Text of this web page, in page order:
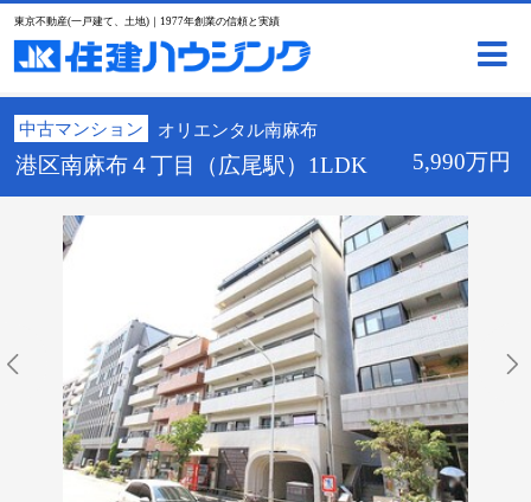
東京不動産(一戸建て、土地)｜1977年創業の信頼と実績
中古マンション オリエンタル南麻布
港区南麻布４丁目（広尾駅）1LDK 5,990万円